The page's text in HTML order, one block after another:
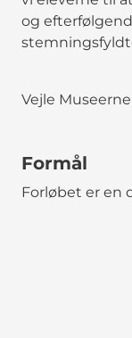
og
Vejle
Formål
Forløbet er en